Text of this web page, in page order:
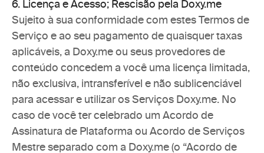
6. Licença e Acesso; Rescisão pela Doxy.me
Sujeito à sua conformidade com estes Termos de
Serviço e ao seu pagamento de quaisquer taxas
aplicáveis, a Doxy.me ou seus provedores de
conteúdo concedem a você uma licença limitada,
não exclusiva, intransferível e não sublicenciável
para acessar e utilizar os Serviços Doxy.me. No
caso de você ter celebrado um Acordo de
Assinatura de Plataforma ou Acordo de Serviços
Mestre separado com a Doxy.me (o “Acordo de